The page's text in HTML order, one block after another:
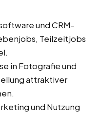
und CRM-
Teilzeitjobs
in Fotografie und
attraktiver
und Nutzung